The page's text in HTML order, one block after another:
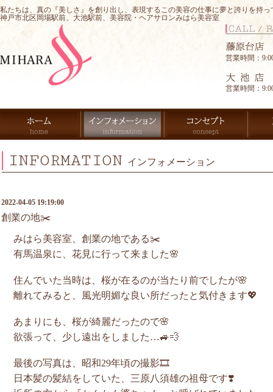
私たちは、真の『美しさ』を創り出し、表現するこの美容の仕事に夢と誇りを持
神戸市北区岡場駅前、大池駅前、美容院・ヘアサロンみはら美容室
営業時間：
営業時間：
INFORMATION インフォメーション
2022-04-05 19:19:00
創業の地✂️
みはら美容室、創業の地である✂️
有馬温泉に、花見に行って来ました🌸
住んでいた当時は、桜が在るのが当たり前でしたが🌸
離れてみると、風光明媚な良い所だったと気付きます💖
あまりにも、桜が綺麗だったので🌸
欲張って、少し遠出をしました…🚙💨
最後の写真は、昭和29年頃の撮影🎞
日本髪の髪結をしていた、三原八須雄の祖母です❣️